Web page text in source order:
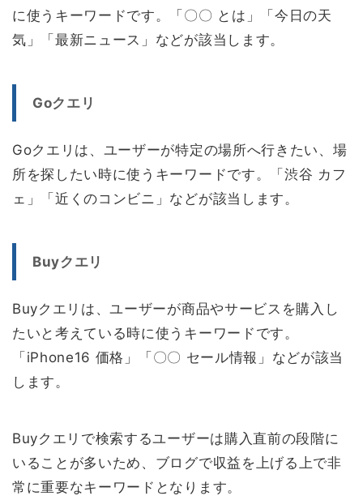
に使うキーワードです。「〇〇 とは」「今日の天
気」「最新ニュース」などが該当します。
Goクエリ
Goクエリは、ユーザーが特定の場所へ行きたい、場
所を探したい時に使うキーワードです。「渋谷 カフ
ェ」「近くのコンビニ」などが該当します。
Buyクエリ
Buyクエリは、ユーザーが商品やサービスを購入し
たいと考えている時に使うキーワードです。
「iPhone16 価格」「〇〇 セール情報」などが該当
します。
Buyクエリで検索するユーザーは購入直前の段階に
いることが多いため、ブログで収益を上げる上で非
常に重要なキーワードとなります。